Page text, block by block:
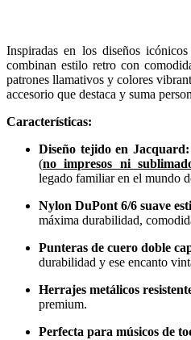
Inspiradas en los diseños
combinan estilo retro con
patrones llamativos y colores
accesorio que destaca y suma
Características:
Diseño tejido en Jacquard:
(no impresos ni
legado familiar en el mundo
Nylon DuPont 6/6 suave
máxima durabilidad,
Punteras de cuero doble
durabilidad y ese encanto
Herrajes metálicos
premium.
Perfecta para músicos de